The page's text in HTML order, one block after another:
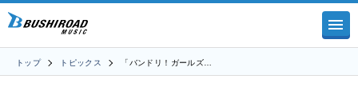
トップ トピックス 「バンドリ！ガールズ…